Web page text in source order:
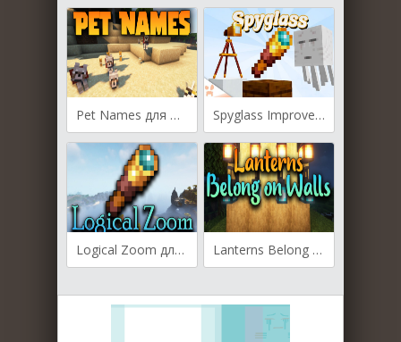
Pet Names для Майнкрафт [1.20, 1.19.4, 1.19.3] Spyglass Improvements для Майнкрафт [1.19.4, 1.19.3, 1.19.2]
Logical Zoom для Майнкрафт [1.19.4, 1.19.3, 1.19.2] Lanterns Belong on Walls для Майнкрафт [1.19.3, 1.19.2, 1.19.1]